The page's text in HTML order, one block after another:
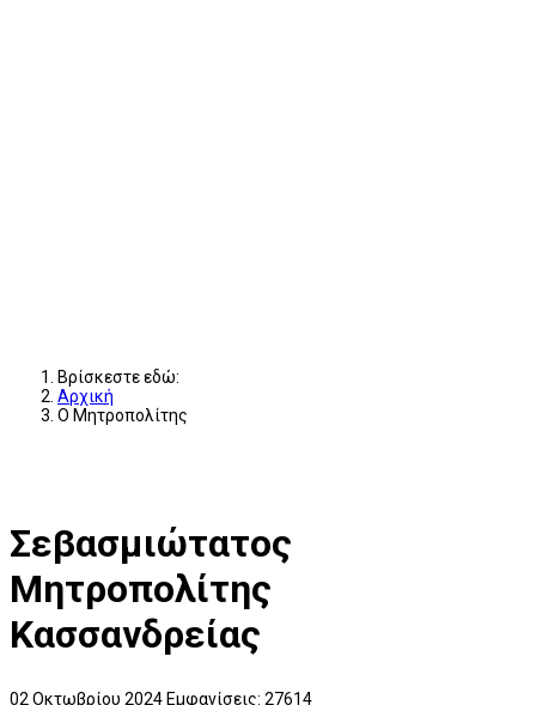
Βρίσκεστε εδώ:
Αρχική
Ο Μητροπολίτης
Σεβασμιώτατος
Μητροπολίτης
Κασσανδρείας
02 Οκτωβρίου 2024 Εμφανίσεις: 27614